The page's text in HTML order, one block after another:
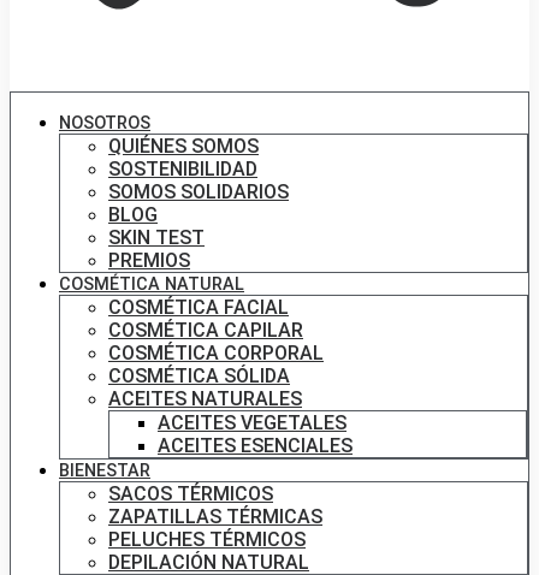
NOSOTROS
QUIÉNES SOMOS
SOSTENIBILIDAD
SOMOS SOLIDARIOS
BLOG
SKIN TEST
PREMIOS
COSMÉTICA NATURAL
COSMÉTICA FACIAL
COSMÉTICA CAPILAR
COSMÉTICA CORPORAL
COSMÉTICA SÓLIDA
ACEITES NATURALES
ACEITES VEGETALES
ACEITES ESENCIALES
BIENESTAR
SACOS TÉRMICOS
ZAPATILLAS TÉRMICAS
PELUCHES TÉRMICOS
DEPILACIÓN NATURAL